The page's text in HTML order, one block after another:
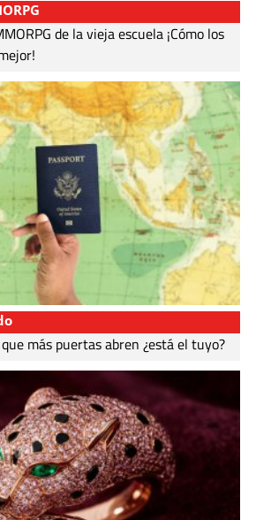
de la vieja escuela ¡Cómo los
más puertas abren ¿está el tuyo?